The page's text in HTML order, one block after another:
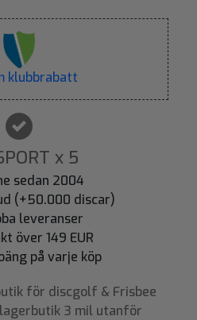
klubbrabatt
x 5
sedan 2004
(+50.000 discar)
leveranser
över 149 EUR
på varje köp
för discgolf & Frisbee
3 mil utanför